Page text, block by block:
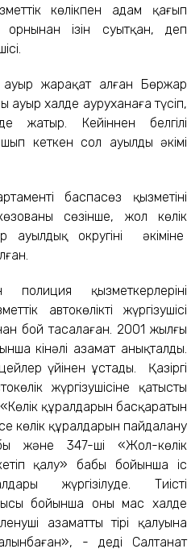
көлікпен адам қағып
ізін суытқан, деп
жарақат алған Бөржар
ауыр халде ауруханаға түсіп,
жатыр. Кейіннен белгілі
кеткен сол ауылдың әкімі
баспасөз қызметінің
сөзінше, жол көлік
округінің әкіміне
қызметкерлерінің
автокөліктің жүргізушісі
бой тасалаған. 2001 жылғы
кінәлі азамат анықталды.
үйінен ұстады. Қазіргі
жүргізушісіне қатысты
құралдарын басқаратын
көлiк құралдарын пайдалану
және 347-ші «Жол-көлiк
қалу» бабы бойынша іс
жүргізілуде. Тиісті
бойынша оның мас халде
азаматтың тірі қалуына
- деді Салтанат